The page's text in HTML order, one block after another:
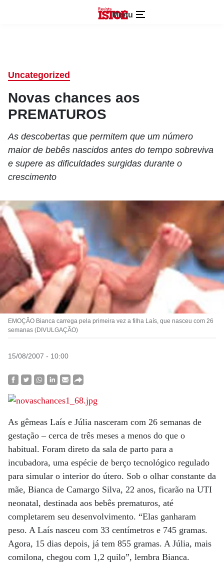
Menu
Uncategorized
Novas chances aos
PREMATUROS
As descobertas que permitem que um número
maior de bebês nascidos antes do tempo sobreviva
e supere as dificuldades surgidas durante o
crescimento
EMOÇÃO Bianca carrega pela primeira vez a filha Laís, que nasceu com 26
semanas (DIVULGAÇÃO)
15/08/2007 - 10:00
As gêmeas Laís e Júlia nasceram com 26 semanas de
gestação – cerca de três meses a menos do que o
habitual. Foram direto da sala de parto para a
incubadora, uma espécie de berço tecnológico regulado
para simular o interior do útero. Sob o olhar constante da
mãe, Bianca de Camargo Silva, 22 anos, ficarão na UTI
neonatal, destinada aos bebês prematuros, até
completarem seu desenvolvimento. “Elas ganharam
peso. A Laís nasceu com 33 centímetros e 745 gramas.
Agora, 15 dias depois, já tem 855 gramas. A Júlia, mais
comilona, chegou com 1,2 quilo”, lembra Bianca.